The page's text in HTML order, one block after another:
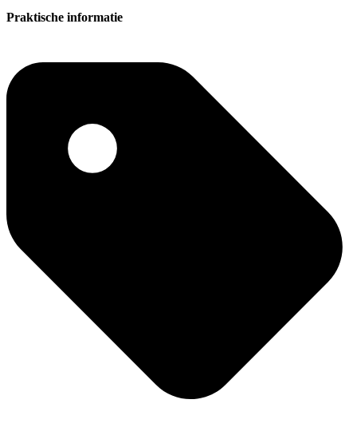
Praktische informatie